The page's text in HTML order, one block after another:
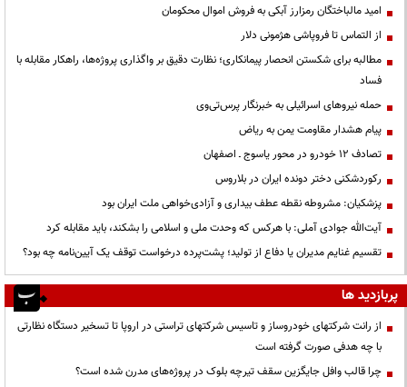
امید مالباختگان رمزارز آبکی به فروش اموال محکومان
از التماس تا فروپاشی هژمونی دلار
مطالبه برای شکستن انحصار پیمانکاری؛ نظارت دقیق بر واگذاری پروژه‌ها، راهکار مقابله با
فساد
حمله نیروهای اسرائیلی به خبرنگار پرس‌تی‌وی
پیام هشدار مقاومت یمن به ریاض
تصادف ۱۲ خودرو در محور یاسوج ـ اصفهان
رکوردشکنی دختر دونده ایران در بلاروس
پزشکیان: مشروطه نقطه عطف بیداری و آزادی‌خواهی ملت ایران بود
آیت‌الله جوادی آملی: با هرکس که وحدت ملی و اسلامی را بشکند، باید مقابله کرد
تقسیم غنایم مدیران یا دفاع از تولید؛ پشت‌پرده درخواست توقف یک آیین‌نامه چه بود؟
پربازدید ها
از رانت‌ شرکتهای خودروساز و تاسیس شرکتهای تراستی در اروپا تا تسخیر دستگاه نظارتی
با چه هدفی صورت گرفته است
چرا قالب وافل جایگزین سقف تیرچه بلوک در پروژه‌های مدرن شده است؟